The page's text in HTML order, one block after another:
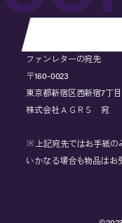
ファンレターの宛先
〒160-0023
東京都新宿区西新宿7丁
株式会社ＡＧＲＳ 宛
※上記宛先ではお手紙の
いかなる場合も物品はお